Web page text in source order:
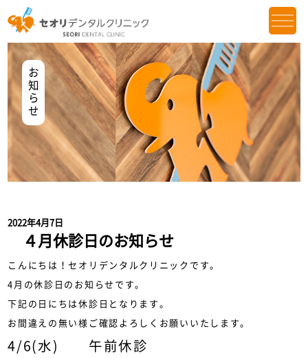
お知らせ
2022年4月7日
４月休診日のお知らせ
こんにちは！セオリデンタルクリニックです。
4月の休診日のお知らせです。
下記の日にちは休診日となります。
お間違えの無い様ご確認よろしくお願いいたします。
4/6(水) 午前休診